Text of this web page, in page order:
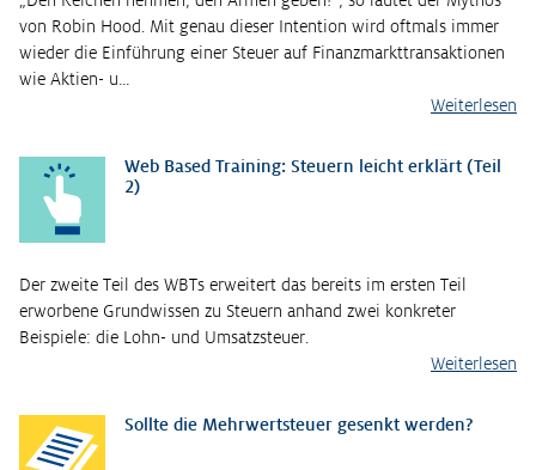
von Robin Hood. Mit genau dieser Intention wird oftmals immer
wieder die Einführung einer Steuer auf Finanzmarkttransaktionen
wie Aktien- u…
Weiterlesen
Web Based Training: Steuern leicht erklärt (Teil
2)
Der zweite Teil des WBTs erweitert das bereits im ersten Teil
erworbene Grundwissen zu Steuern anhand zwei konkreter
Beispiele: die Lohn- und Umsatzsteuer.
Weiterlesen
Sollte die Mehrwertsteuer gesenkt werden?